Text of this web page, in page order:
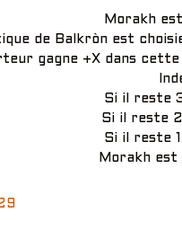
Morakh
de Balkròn est
gagne +X dans
Si il reste
Si il reste
Si il reste
Morakh est